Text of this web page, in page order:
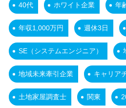
40代 ホワイト企業 年
年収1,000万円 週休3日
SE（システムエンジニア）
地域未来牽引企業 キャリア
土地家屋調査士 関東